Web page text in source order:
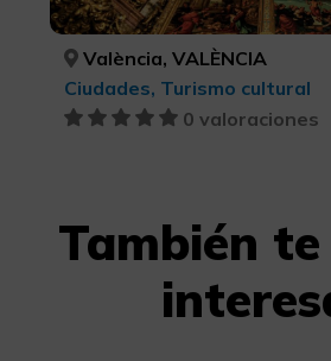
València, VALÈNCIA
Ciudades, Turismo cultural
0 valoraciones
También te